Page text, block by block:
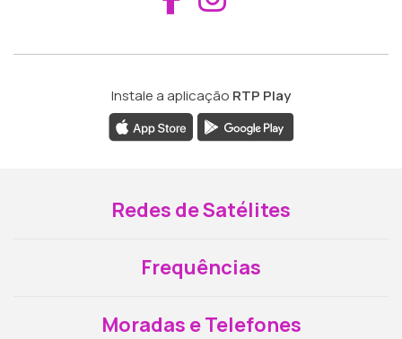
Instale a aplicação RTP Play
Redes de Satélites
Frequências
Moradas e Telefones